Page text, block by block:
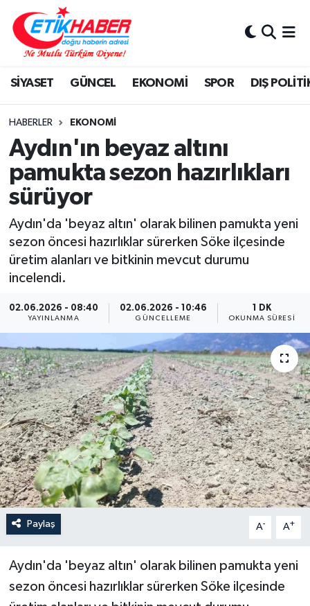
SİYASET GÜNCEL EKONOMİ SPOR DIŞ
HABERLER EKONOMİ
Aydın'ın beyaz altını
pamukta sezon hazırlıkları
sürüyor
Aydın'da 'beyaz altın' olarak bilinen pamukta yeni
sezon öncesi hazırlıklar sürerken Söke ilçesinde
üretim alanları ve bitkinin mevcut durumu
incelendi.
02.06.2026 - 08:40
YAYINLANMA
02.06.2026 - 10:46
GÜNCELLEME
1 DK
OKUNMA SÜRESI
Paylaş A- A+
Aydın'da 'beyaz altın' olarak bilinen pamukta yeni
sezon öncesi hazırlıklar sürerken Söke ilçesinde
BİLİM-TEKNOLOJİ
DIŞ POLİTİKA
DÜNYA
EĞİTİM GENÇLİK
EKONOMİ
KÖŞE YAZILARI
KÜLTÜR-SANAT-MAGAZİN
ÖZEL HABER
RÖPORTAJLAR
SAĞLIK
SİYASET
GÜNCEL
SPOR
Yerel
Nöbetçi Eczaneler
Hava Durumu
İstanbul Namaz Vakitleri
Trafik Durumu
Süper Lig Puan Durumu ve Fikstür
Tüm Manşetler
Son Dakika Haberleri